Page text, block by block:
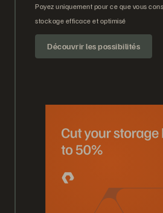
Payez uniquement pour ce que vous
stockage efficace et optimisé
Découvrir les possibilités